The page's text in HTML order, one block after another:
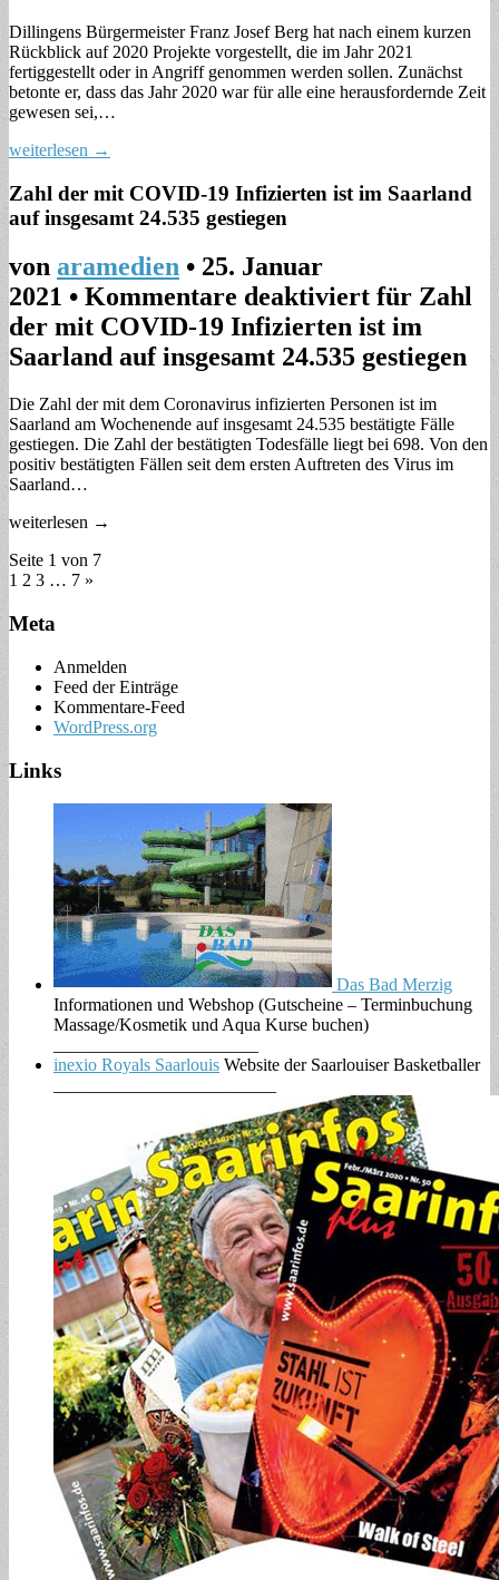
Dillingens Bürgermeister Franz Josef Berg hat nach einem kurzen
Rückblick auf 2020 Projekte vorgestellt, die im Jahr 2021
fertiggestellt oder in Angriff genommen werden sollen. Zunächst
betonte er, dass das Jahr 2020 war für alle eine herausfordernde Zeit
gewesen sei,…
weiterlesen →
Zahl der mit COVID-19 Infizierten ist im Saarland
auf insgesamt 24.535 gestiegen
von aramedien • 25. Januar
2021 • Kommentare deaktiviert für Zahl
der mit COVID-19 Infizierten ist im
Saarland auf insgesamt 24.535 gestiegen
Die Zahl der mit dem Coronavirus infizierten Personen ist im
Saarland am Wochenende auf insgesamt 24.535 bestätigte Fälle
gestiegen. Die Zahl der bestätigten Todesfälle liegt bei 698. Von den
positiv bestätigten Fällen seit dem ersten Auftreten des Virus im
Saarland…
weiterlesen →
Seite 1 von 7
1 2 3 … 7 »
Meta
Anmelden
Feed der Einträge
Kommentare-Feed
WordPress.org
Links
Das Bad Merzig
Informationen und Webshop (Gutscheine – Terminbuchung
Massage/Kosmetik und Aqua Kurse buchen)
inexio Royals Saarlouis Website der Saarlouiser Basketballer